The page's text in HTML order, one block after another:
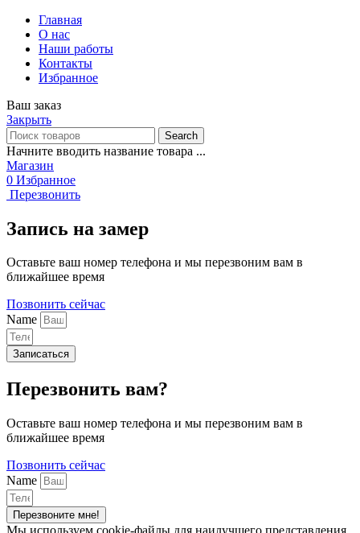
Главная
О нас
Наши работы
Контакты
Избранное
Ваш заказ
Закрыть
Search
Начните вводить название товара ...
Магазин
0 Избранное
Перезвонить
Запись на замер
Оставьте ваш номер телефона и мы перезвоним вам в
ближайшее время
Позвонить сейчас
Name
Записаться
Перезвонить вам?
Оставьте ваш номер телефона и мы перезвоним вам в
ближайшее время
Позвонить сейчас
Name
Перезвоните мне!